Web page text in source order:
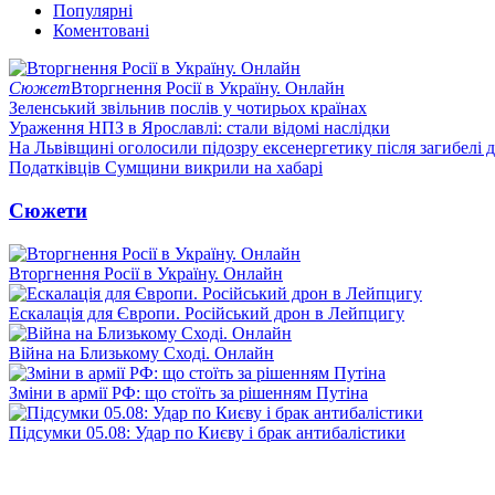
Популярні
Коментовані
СюжетВторгнення Росії в Україну. Онлайн
Зеленський звільнив послів у чотирьох країнах
Ураження НПЗ в Ярославлі: стали відомі наслідки
На Львівщині оголосили підозру ексенергетику після загибелі
Податківців Сумщини викрили на хабарі
Сюжети
Вторгнення Росії в Україну. Онлайн
Ескалація для Європи. Російський дрон в Лейпцигу
Війна на Близькому Сході. Онлайн
Зміни в армії РФ: що стоїть за рішенням Путіна
Підсумки 05.08: Удар по Києву і брак антибалістики